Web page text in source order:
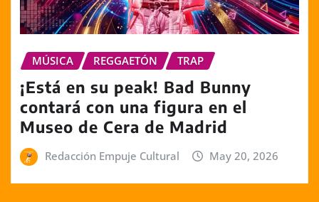
MÚSICA REGGAETÓN TRAP
¡Está en su peak! Bad Bunny
contará con una figura en el
Museo de Cera de Madrid
Redacción Empuje Cultural May 20, 2026